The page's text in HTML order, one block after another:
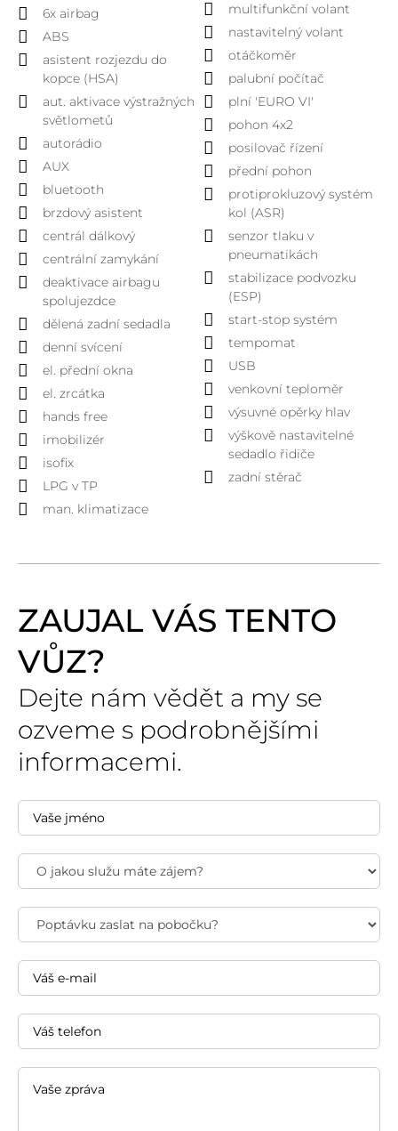
6x airbag
ABS
asistent rozjezdu do
kopce (HSA)
aut. aktivace výstražných
světlometů
autorádio
AUX
bluetooth
brzdový asistent
centrál dálkový
centrální zamykání
deaktivace airbagu
spolujezdce
dělená zadní sedadla
denní svícení
el. přední okna
el. zrcátka
hands free
imobilizér
isofix
LPG v TP
man. klimatizace
multifunkční volant
nastavitelný volant
otáčkoměr
palubní počítač
plní 'EURO VI'
pohon 4x2
posilovač řízení
přední pohon
protiprokluzový systém
kol (ASR)
senzor tlaku v
pneumatikách
stabilizace podvozku
(ESP)
start-stop systém
tempomat
USB
venkovní teploměr
výsuvné opěrky hlav
výškově nastavitelné
sedadlo řidiče
zadní stěrač
ZAUJAL VÁS TENTO
VŮZ?
Dejte nám vědět a my se
ozveme s podrobnějšími
informacemi.